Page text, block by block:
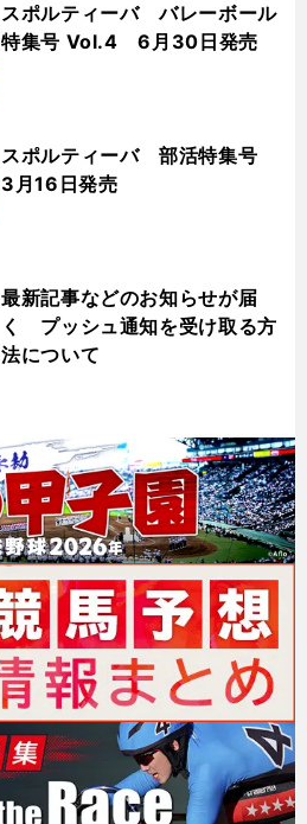
スポルティーバ バレーボール
特集号 Vol.4 6月30日発売
スポルティーバ 部活特集号
3月16日発売
最新記事などのお知らせが届
く プッシュ通知を受け取る方
法について